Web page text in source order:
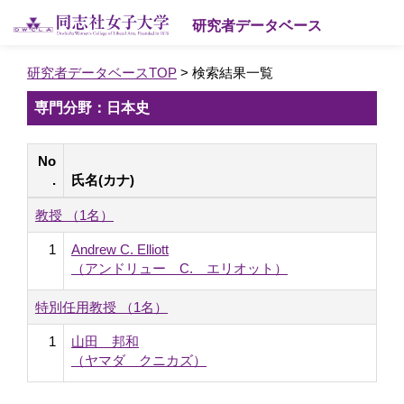
研究者データベース
研究者データベースTOP > 検索結果一覧
専門分野：日本史
No
.
氏名(カナ)
教授 （1名）
1
Andrew C. Elliott
（アンドリュー C. エリオット）
特別任用教授 （1名）
1
山田 邦和
（ヤマダ クニカズ）